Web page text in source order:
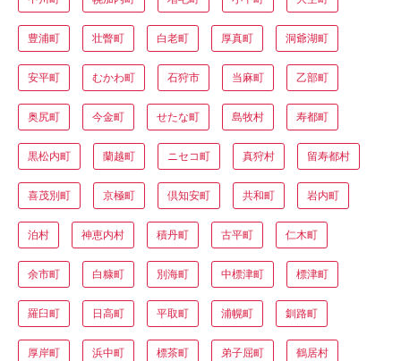
豊浦町 壮瞥町 白老町 厚真町 洞爺湖町
安平町 むかわ町 石狩市 当麻町 乙部町
奥尻町 今金町 せたな町 島牧村 寿都町
黒松内町 蘭越町 ニセコ町 真狩村 留寿都村
喜茂別町 京極町 倶知安町 共和町 岩内町
泊村 神恵内村 積丹町 古平町 仁木町
余市町 白糠町 別海町 中標津町 標津町
羅臼町 日高町 平取町 浦幌町 釧路町
厚岸町 浜中町 標茶町 弟子屈町 鶴居村